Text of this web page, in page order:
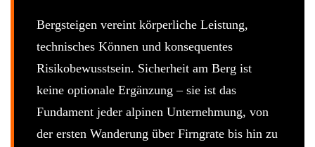
Bergsteigen vereint körperliche Leistung,
technisches Können und konsequentes
Risikobewusstsein. Sicherheit am Berg ist
keine optionale Ergänzung – sie ist das
Fundament jeder alpinen Unternehmung, von
der ersten Wanderung über Firngrate bis hin zu